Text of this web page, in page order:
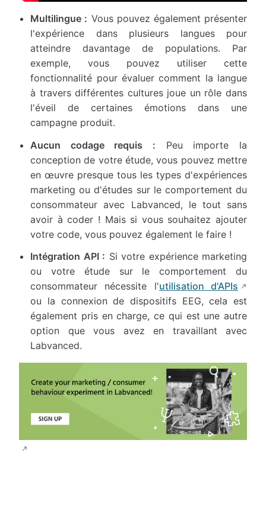
Multilingue : Vous pouvez également présenter
l'expérience dans plusieurs langues pour
atteindre davantage de populations. Par
exemple, vous pouvez utiliser cette
fonctionnalité pour évaluer comment la langue
à travers différentes cultures joue un rôle dans
l'éveil de certaines émotions dans une
campagne produit.
Aucun codage requis : Peu importe la
conception de votre étude, vous pouvez mettre
en œuvre presque tous les types d'expériences
marketing ou d'études sur le comportement du
consommateur avec Labvanced, le tout sans
avoir à coder ! Mais si vous souhaitez ajouter
votre code, vous pouvez également le faire !
Intégration API : Si votre expérience marketing
ou votre étude sur le comportement du
consommateur nécessite l'utilisation d'APIs
ou la connexion de dispositifs EEG, cela est
également pris en charge, ce qui est une autre
option que vous avez en travaillant avec
Labvanced.